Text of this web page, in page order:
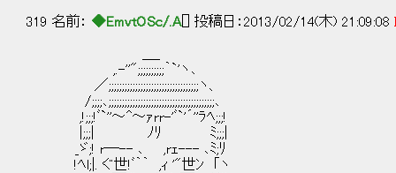
319 名前： ◆EmvtOSc/.A[] 投稿日：2013/02/14(木) 21:09:08
,.-''";;;;;;;;;;｀`'ヽ､
／;;;;;;;;;;;;;;;;;;;;;;;;;;;;;;;;;;ヽ、
/;;;;､;;;;;;;;;;;;;;;;;;;;;;;;;;;;;;;;;;;;;;;;､
,!;;;!ﾞ`''～^～ｧrr-'ﾞ`'´''ﾗﾍ;;;!
|;;;| ﾉﾘ ﾐ;;;|
_ゞ;! r─-- ､ ,rｪ--- ､ﾐ;ﾘ
!ﾍl;|. ぐ世!ﾞ｀｀ ,ｨ '"世ﾝ ｢ヽ